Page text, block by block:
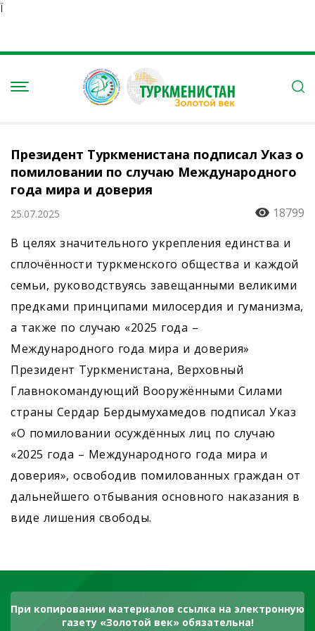
Ï
Президент Туркменистана подписал Указ о
помиловании по случаю Международного
года мира и доверия
25.07.2025
18799
В целях значительного укреп­ления единства и
сплочённости туркменского общества и каждой
семьи, руководствуясь завещанными великими
предками принципами милосердия и гуманизма,
а также по случаю «2025 года –
Международного года мира и доверия»
Президент Туркменистана, Верховный
Главнокомандующий Вооружёнными Силами
страны Сердар Бердымухамедов подписал Указ
«О помиловании осуждённых лиц по случаю
«2025 года – Международного года мира и
доверия», освободив помилованных граждан от
дальнейшего отбывания основного наказания в
виде лишения свободы.
При копировании материалов ссылка на электронную
газету «Золотой век» обязательна!